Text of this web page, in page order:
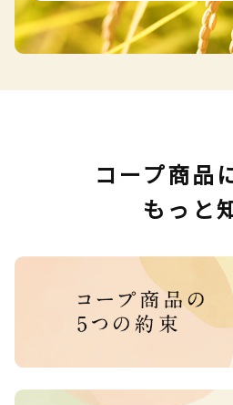
コープ商品
もっと